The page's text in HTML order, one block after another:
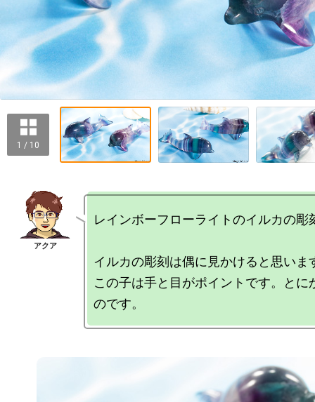
1 / 10
レインボーフローライトのイルカの彫
イルカの彫刻は偶に見かけると思いま
この子は手と目がポイントです。とに